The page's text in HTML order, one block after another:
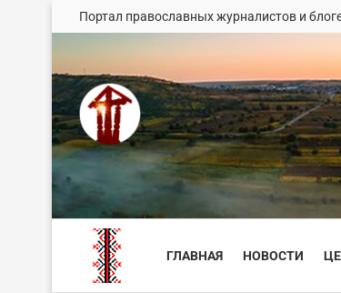
Портал православных журналистов и
ГЛАВНАЯ НОВОСТИ